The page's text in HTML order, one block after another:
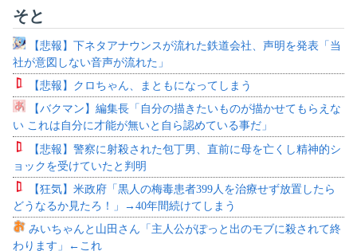
そと
【悲報】下ネタアナウンスが流れた鉄道会社、声明を発表「当
社が意図しない音声が流れた」
【悲報】クロちゃん、まともになってしまう
【バクマン】編集長「自分の描きたいものが描かせてもらえな
い これは自分に才能が無いと自ら認めている事だ」
【悲報】警察に射殺された包丁男、直前に母を亡くし精神的シ
ョックを受けていたと判明
【狂気】米政府「黒人の梅毒患者399人を治療せず放置したら
どうなるか見たろ！」→40年間続けてしまう
みいちゃんと山田さん「主人公がぽっと出のモブに殺されて終
わります」←これ